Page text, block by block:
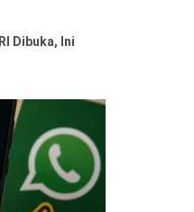
Dibuka, Ini